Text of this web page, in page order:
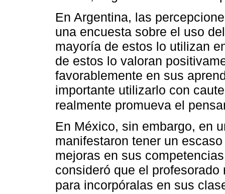
En Argentina, las
una encuesta sobre el uso
mayoría de estos lo utilizan
de estos lo valoran
favorablemente en sus
importante utilizarlo con
realmente promueva el
En México, sin embargo, en
manifestaron tener un
mejoras en sus
consideró que el
para incorpóralas en sus